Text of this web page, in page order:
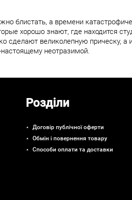
блистать, а времени
хорошо знают, где находится
сделают великолепную прическу,
неотразимой.
Розділи
Договір публічної оферти
Обмін і повернення товару
Способи оплати та доставки